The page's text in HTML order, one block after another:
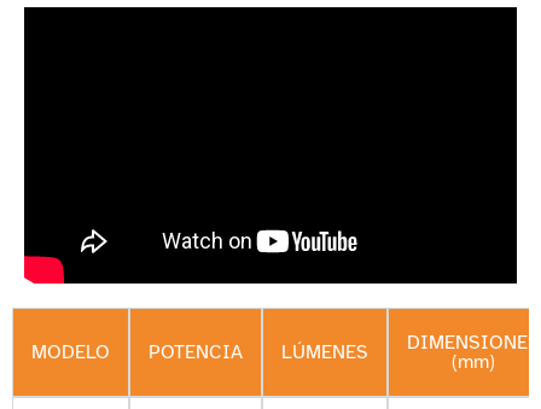
MODELO POTENCIA LÚMENES
DIMENSIONES
(mm)